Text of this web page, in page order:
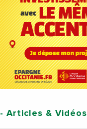
- Articles & Vidéos